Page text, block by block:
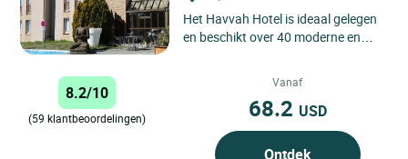
Het Havvah Hotel is ideaal gelegen
en beschikt over 40 moderne en
communicerende...
8.2/10
(59 klantbeoordelingen)
Vanaf
68.2 USD
Ontdek